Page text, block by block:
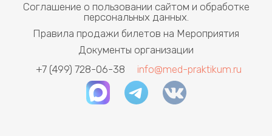
Соглашение о пользовании сайтом и обработке
персональных данных.
Правила продажи билетов на Мероприятия
Документы организации
+7 (499) 728-06-38
info@med-praktikum.ru